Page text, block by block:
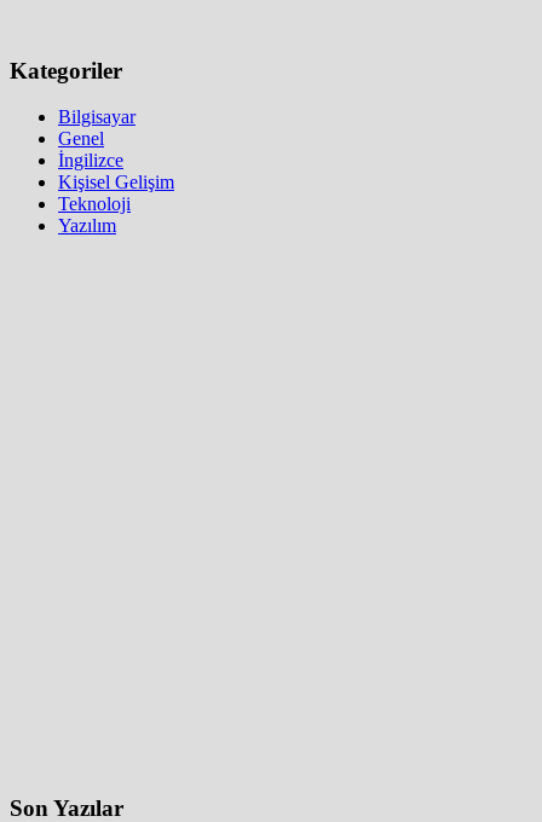
Kategoriler
Bilgisayar
Genel
İngilizce
Kişisel Gelişim
Teknoloji
Yazılım
Son Yazılar